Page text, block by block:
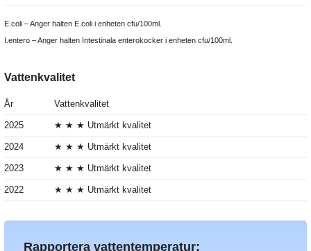
E.coli – Anger halten E.coli i enheten cfu/100ml.
I.entero – Anger halten Intestinala enterokocker i enheten cfu/100ml.
Vattenkvalitet
År Vattenkvalitet
2025 ★ ★ ★ Utmärkt kvalitet
2024 ★ ★ ★ Utmärkt kvalitet
2023 ★ ★ ★ Utmärkt kvalitet
2022 ★ ★ ★ Utmärkt kvalitet
Rapportera vattentemperatur: